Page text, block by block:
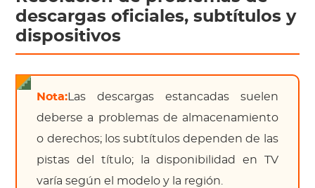
descargas oficiales, subtítulos y
dispositivos
Nota:Las descargas estancadas suelen
deberse a problemas de almacenamiento
o derechos; los subtítulos dependen de las
pistas del título; la disponibilidad en TV
varía según el modelo y la región.